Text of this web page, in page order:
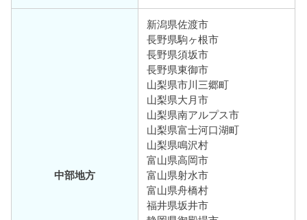
中部地方
新潟県佐渡市
長野県駒ヶ根市
長野県須坂市
長野県東御市
山梨県市川三郷町
山梨県大月市
山梨県南アルプス市
山梨県富士河口湖町
山梨県鳴沢村
富山県高岡市
富山県射水市
富山県舟橋村
福井県坂井市